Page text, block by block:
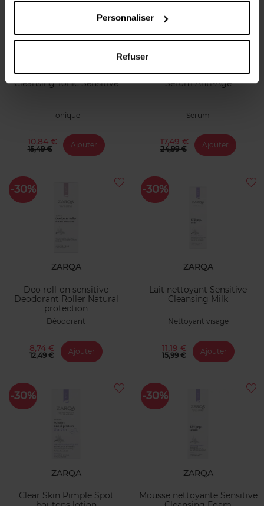
Personnaliser
Refuser
Cleansing Tonic Sensitive
Tonique
10,84 €
15,49 € Ajouter
Serum Anti-Age
Serum
17,49 €
24,99 € Ajouter
-30%
ZARQA
Deo roll-on sensitive
Deodorant Roller Natural
protection
Déodorant
8,74 €
12,49 € Ajouter
-30%
ZARQA
Lait nettoyant Sensitive
Cleansing Milk
Nettoyant visage
11,19 €
15,99 € Ajouter
-30%
ZARQA
Clear Skin Pimple Spot
-30%
ZARQA
Mousse nettoyante Sensitive